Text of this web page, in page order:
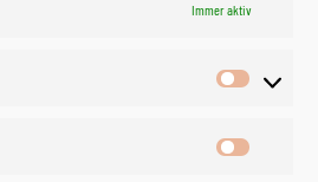
Immer aktiv
Vorlieben